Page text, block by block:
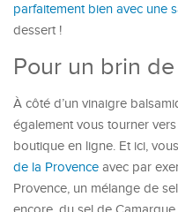
parfaitement bien avec une
dessert !
Pour un brin
À côté d’un vinaigre
également vous tourner
boutique en ligne. Et ici,
de la Provence avec par
Provence, un mélange de